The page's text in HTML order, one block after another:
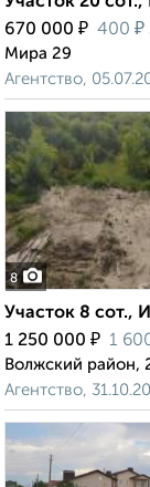
670 000 ₽ 400 ₽
Мира 29
Агентство,
8
Участок 8 сот.,
1 250 000 ₽ 1
Волжский район,
Агентство,